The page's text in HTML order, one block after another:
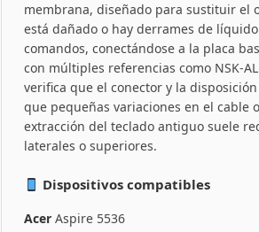
membrana, diseñado para sustituir el
está dañado o hay derrames de
comandos, conectándose a la placa
con múltiples referencias como NSK-
verifica que el conector y la
que pequeñas variaciones en el cable
extracción del teclado antiguo suele
laterales o superiores.
Dispositivos compatibles
Acer Aspire 5536